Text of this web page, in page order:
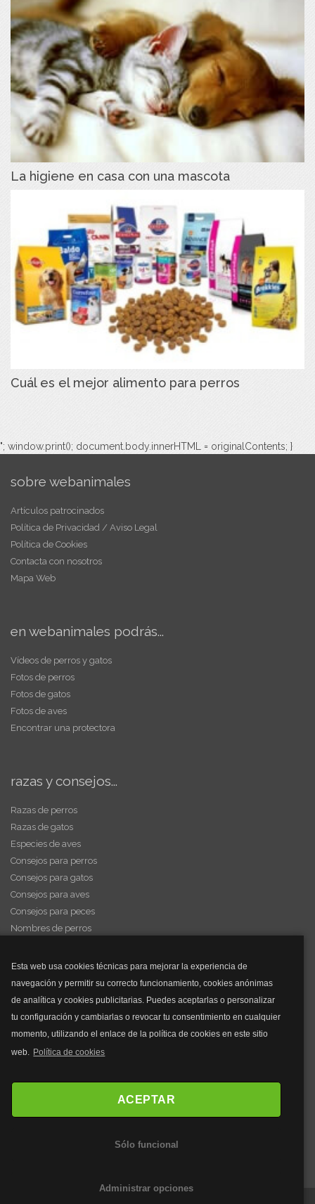
Esta web usa cookies técnicas para mejorar la experiencia de
navegación y permitir su correcto funcionamiento, cookies anónimas
de analítica y cookies publicitarias. Puedes aceptarlas o personalizar
tu configuración y cambiarlas o revocar tu consentimiento en cualquier
momento, utilizando el enlace de la política de cookies en este sitio
web. Política de cookies
ACEPTAR
Sólo funcional
Administrar opciones
La higiene en casa con una mascota
Cuál es el mejor alimento para perros
"; window.print(); document.body.innerHTML = originalContents; }
sobre webanimales
Artículos patrocinados
Política de Privacidad / Aviso Legal
Política de Cookies
Contacta con nosotros
Mapa Web
en webanimales podrás...
Vídeos de perros y gatos
Fotos de perros
Fotos de gatos
Fotos de aves
Encontrar una protectora
razas y consejos...
Razas de perros
Razas de gatos
Especies de aves
Consejos para perros
Consejos para gatos
Consejos para aves
Consejos para peces
Nombres de perros
y mucho más...